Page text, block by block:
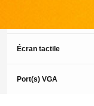
Écran tactile
Port(s) VGA